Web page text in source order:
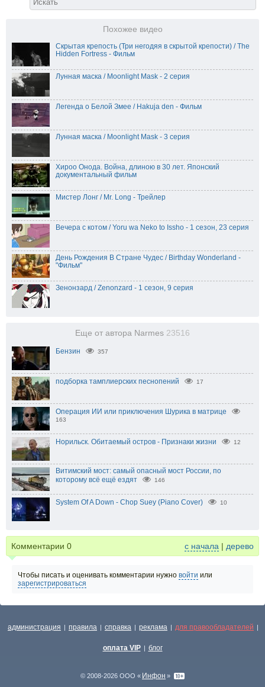
Похожее видео
Скрытая крепость (Три негодяя в скрытой крепости) / The
Hidden Fortress - Фильм
Лунная маска / Moonlight Mask - 2 серия
Легенда о Белой Змее / Hakuja den - Фильм
Лунная маска / Moonlight Mask - 3 серия
Хироо Онода. Война, длиною в 30 лет. Японский
документальный фильм
Мистер Лонг / Mr. Long - Трейлер
Вечера с котом / Yoru wa Neko to Issho - 1 сезон, 23 серия
День Рождения В Стране Чудес / Birthday Wonderland -
"Фильм"
Зенонзард / Zenonzard - 1 сезон, 9 серия
Еще от автора Narmes 23516
Бензин 357
подборка тамплиерских песнопений 17
Операция ИИ или приключения Шурика в матрице
163
Норильск. Обитаемый остров - Признаки жизни 12
Витимский мост: самый опасный мост России, по
которому всё ещё ездят
146
System Of A Down - Chop Suey (Piano Cover) 10
Комментарии 0 с начала | дерево
Чтобы писать и оценивать комментарии нужно войти или
зарегистрироваться
администрация | правила | справка | реклама | для правообладателей |
оплата VIP | блог
© 2008-2026 ООО « Инфон »